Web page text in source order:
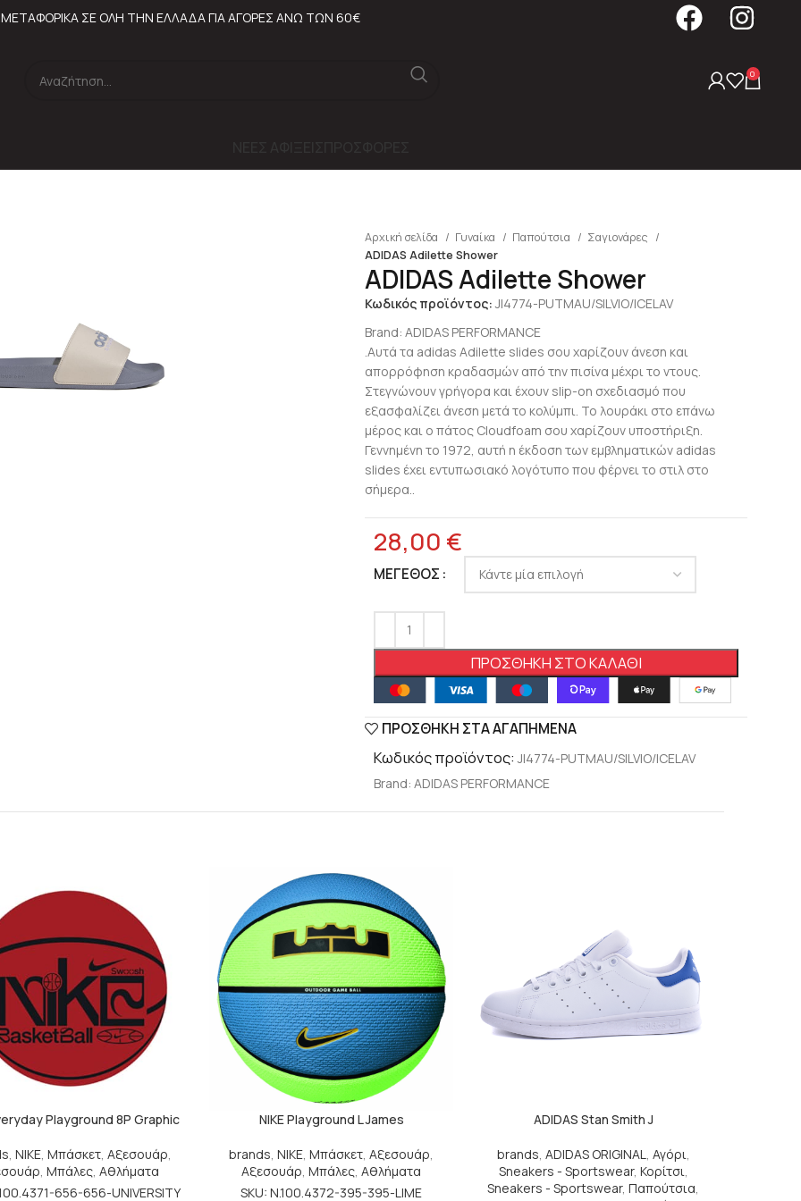
ΣΕ ΟΛΗ ΤΗΝ ΕΛΛΑΔΑ ΓΙΑ ΑΓΟΡΕΣ ΑΝΩ ΤΩΝ 60€
0
Αρχική σελίδα Γυναίκα Παπούτσια
Σαγιονάρες
ADIDAS Adilette Shower
ADIDAS Adilette Shower
Κωδικός προϊόντος:JI4774-PUTMAU/SILVIO/ICELAV
Brand: ADIDAS PERFORMANCE
.Αυτά τα adidas Adilette slides σου χαρίζουν άνεση και
απορρόφηση κραδασμών από την πισίνα μέχρι το ντους.
Στεγνώνουν γρήγορα και έχουν slip-on σχεδιασμό που
εξασφαλίζει άνεση μετά το κολύμπι. Το λουράκι στο επάνω
μέρος και ο πάτος Cloudfoam σου χαρίζουν υποστήριξη.
Γεννημένη το 1972, αυτή η έκδοση των εμβληματικών adidas
slides έχει εντυπωσιακό λογότυπο που φέρνει το στιλ στο
σήμερα..
28,00 €
ΜΈΓΕΘΟΣ
ΠΡΟΣΘΉΚΗ ΣΤΟ ΚΑΛΆΘΙ
ΠΡΟΣΘΉΚΗ ΣΤΑ ΑΓΑΠΗΜΈΝΑ
Κωδικός προϊόντος:JI4774-PUTMAU/SILVIO/ICELAV
Brand: ADIDAS PERFORMANCE
Playground 8P Graphic
, NIKE, Μπάσκετ, Αξεσουάρ,
, Μπάλες, Αθλήματα
656-656-UNIVERSITY
NIKE Playground L James
brands, NIKE, Μπάσκετ, Αξεσουάρ,
Αξεσουάρ, Μπάλες, Αθλήματα
SKU: N.100.4372-395-395-LIME
ADIDAS Stan Smith J
brands, ADIDAS ORIGINAL, Αγόρι,
Sneakers - Sportswear, Κορίτσι,
Sneakers - Sportswear, Παπούτσια,